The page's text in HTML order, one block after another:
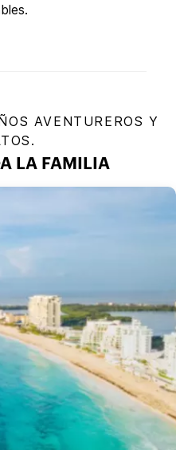
AVENTUREROS Y
LA FAMILIA